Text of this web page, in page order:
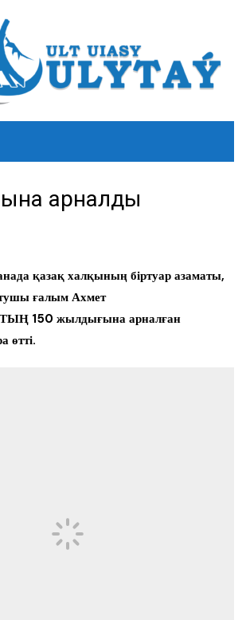
арналды
қазақ халқының біртуар азаматы,
ғалым Ахмет
150 жылдығына арналған
өтті.